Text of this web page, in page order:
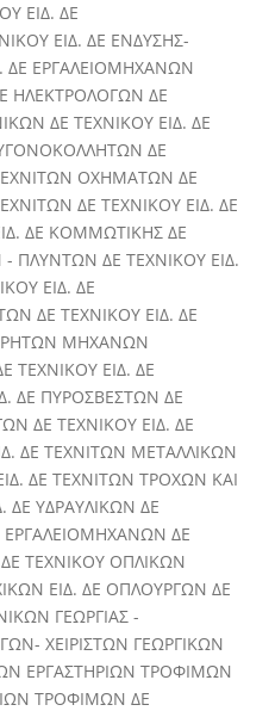
ΕΙΔ. ΔΕ
ΕΙΔ. ΔΕ ΕΝΔΥΣΗΣ-
ΔΕ ΕΡΓΑΛΕΙΟΜΗΧΑΝΩΝ
ΗΛΕΚΤΡΟΛΟΓΩΝ ΔΕ
ΔΕ ΤΕΧΝΙΚΟΥ ΕΙΔ. ΔΕ
ΔΕ
ΟΧΗΜΑΤΩΝ ΔΕ
ΔΕ ΤΕΧΝΙΚΟΥ ΕΙΔ. ΔΕ
ΔΕ ΚΟΜΜΩΤΙΚΗΣ ΔΕ
ΠΛΥΝΤΩΝ ΔΕ ΤΕΧΝΙΚΟΥ ΕΙΔ.
ΕΙΔ. ΔΕ
ΔΕ ΤΕΧΝΙΚΟΥ ΕΙΔ. ΔΕ
ΜΗΧΑΝΩΝ
ΤΕΧΝΙΚΟΥ ΕΙΔ. ΔΕ
ΔΕ ΠΥΡΟΣΒΕΣΤΩΝ ΔΕ
ΔΕ ΤΕΧΝΙΚΟΥ ΕΙΔ. ΔΕ
ΔΕ ΤΕΧΝΙΤΩΝ ΜΕΤΑΛΛΙΚΩΝ
ΔΕ ΤΕΧΝΙΤΩΝ ΤΡΟΧΩΝ ΚΑΙ
ΔΕ ΥΔΡΑΥΛΙΚΩΝ ΔΕ
ΕΡΓΑΛΕΙΟΜΗΧΑΝΩΝ ΔΕ
ΤΕΧΝΙΚΟΥ ΟΠΛΙΚΩΝ
ΕΙΔ. ΔΕ ΟΠΛΟΥΡΓΩΝ ΔΕ
ΓΕΩΡΓΙΑΣ -
ΧΕΙΡΙΣΤΩΝ ΓΕΩΡΓΙΚΩΝ
ΕΡΓΑΣΤΗΡΙΩΝ ΤΡΟΦΙΜΩΝ
ΤΡΟΦΙΜΩΝ ΔΕ